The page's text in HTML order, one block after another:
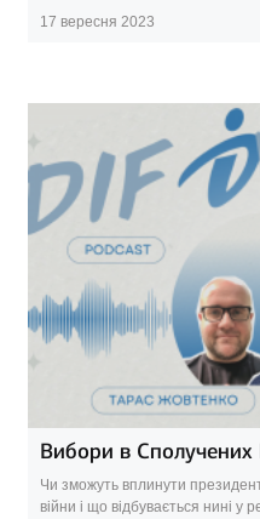
17 вересня 2023
Вибори в
Чи зможуть вплинути
війни і що відбувається нині у